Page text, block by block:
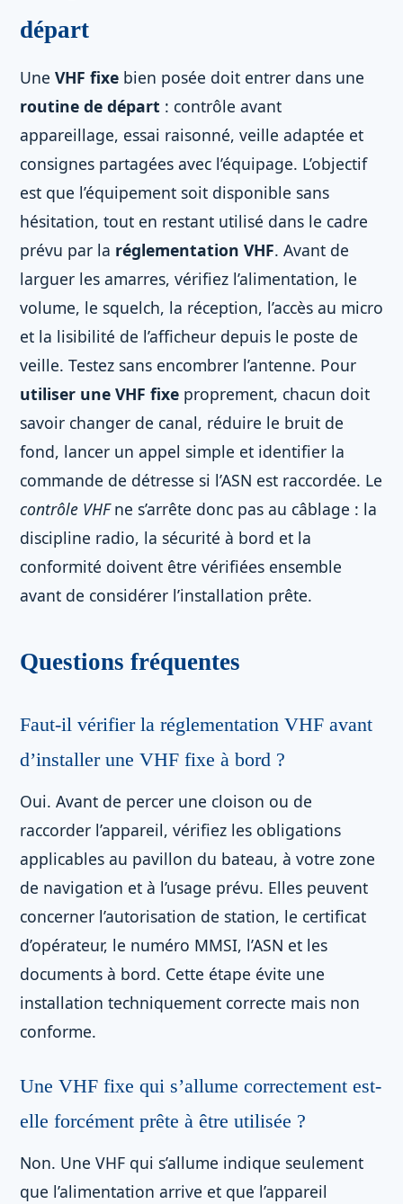
départ
Une VHF fixe bien posée doit entrer dans une
routine de départ : contrôle avant
appareillage, essai raisonné, veille adaptée et
consignes partagées avec l’équipage. L’objectif
est que l’équipement soit disponible sans
hésitation, tout en restant utilisé dans le cadre
prévu par la réglementation VHF. Avant de
larguer les amarres, vérifiez l’alimentation, le
volume, le squelch, la réception, l’accès au micro
et la lisibilité de l’afficheur depuis le poste de
veille. Testez sans encombrer l’antenne. Pour
utiliser une VHF fixe proprement, chacun doit
savoir changer de canal, réduire le bruit de
fond, lancer un appel simple et identifier la
commande de détresse si l’ASN est raccordée. Le
contrôle VHFne s’arrête donc pas au câblage : la
discipline radio, la sécurité à bord et la
conformité doivent être vérifiées ensemble
avant de considérer l’installation prête.
Questions fréquentes
Faut-il vérifier la réglementation VHF avant
d’installer une VHF fixe à bord ?
Oui. Avant de percer une cloison ou de
raccorder l’appareil, vérifiez les obligations
applicables au pavillon du bateau, à votre zone
de navigation et à l’usage prévu. Elles peuvent
concerner l’autorisation de station, le certificat
d’opérateur, le numéro MMSI, l’ASN et les
documents à bord. Cette étape évite une
installation techniquement correcte mais non
conforme.
Une VHF fixe qui s’allume correctement est-
elle forcément prête à être utilisée ?
Non. Une VHF qui s’allume indique seulement
que l’alimentation arrive et que l’appareil